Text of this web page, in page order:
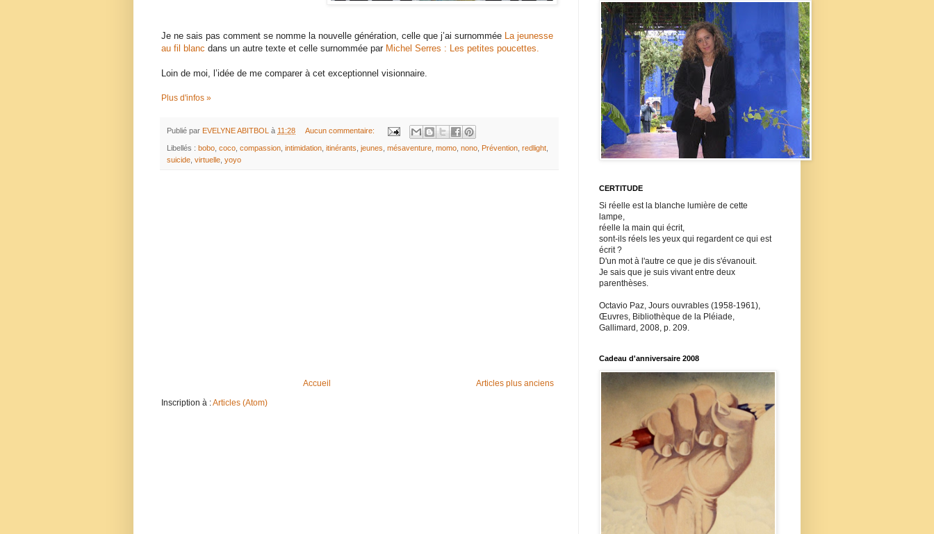
Je ne sais pas comment se nomme la nouvelle génération, celle que j’ai surnommée La jeunesse
au fil blanc dans un autre texte et celle surnommée par Michel Serres : Les petites poucettes.
Loin de moi, l’idée de me comparer à cet exceptionnel visionnaire.
Plus d'infos »
Publié par EVELYNE ABITBOL à 11:28 Aucun commentaire:
Libellés : bobo coco compassion intimidation itinérants jeunes mésaventure momo nono Prévention redlight
suicide virtuelle yoyo
Articles plus anciens
Accueil
Inscription à :Articles (Atom)
CERTITUDE
Si réelle est la blanche lumière de cette
lampe,
réelle la main qui écrit,
sont-ils réels les yeux qui regardent ce qui est
écrit ?
D'un mot à l'autre ce que je dis s'évanouit.
Je sais que je suis vivant entre deux
parenthèses.
Octavio Paz, Jours ouvrables (1958-1961),
Œuvres, Bibliothèque de la Pléiade,
Gallimard, 2008, p. 209.
Cadeau d'anniversaire 2008